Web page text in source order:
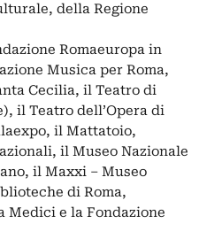
della Regione
Romaeuropa in
Musica per Roma,
Cecilia, il Teatro di
il Teatro dell’Opera di
il Mattatoio,
il Museo Nazionale
il Maxxi – Museo
di Roma,
Medici e la Fondazione